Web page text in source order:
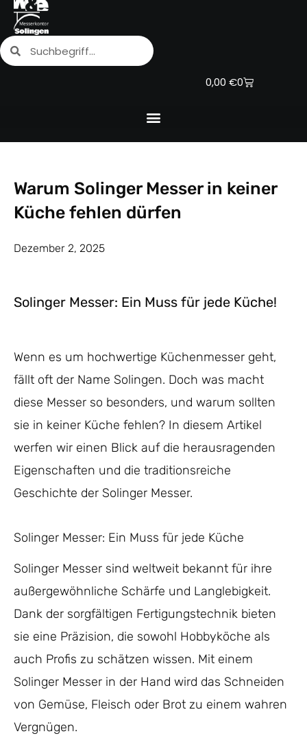
Zum
Inhalt
springen
SucheSuche
0,00 €0
Warenkorb
Warum Solinger Messer in keiner
Küche fehlen dürfen
Dezember 2, 2025
Solinger Messer: Ein Muss für jede Küche!
Wenn es um hochwertige Küchenmesser geht,
fällt oft der Name Solingen. Doch was macht
diese Messer so besonders, und warum sollten
sie in keiner Küche fehlen? In diesem Artikel
werfen wir einen Blick auf die herausragenden
Eigenschaften und die traditionsreiche
Geschichte der Solinger Messer.
Solinger Messer: Ein Muss für jede Küche
Solinger Messer sind weltweit bekannt für ihre
außergewöhnliche Schärfe und Langlebigkeit.
Dank der sorgfältigen Fertigungstechnik bieten
sie eine Präzision, die sowohl Hobbyköche als
auch Profis zu schätzen wissen. Mit einem
Solinger Messer in der Hand wird das Schneiden
von Gemüse, Fleisch oder Brot zu einem wahren
Vergnügen.